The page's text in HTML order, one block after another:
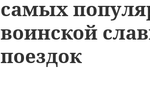
самых
воинской
поездок